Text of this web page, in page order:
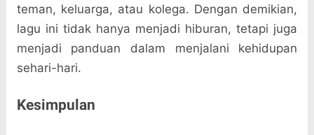
teman, keluarga, atau kolega. Dengan demikian,
lagu ini tidak hanya menjadi hiburan, tetapi juga
menjadi panduan dalam menjalani kehidupan
sehari-hari.
Kesimpulan